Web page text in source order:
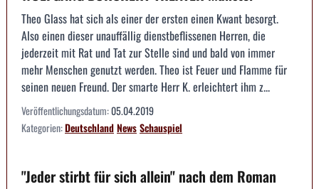
Theo Glass hat sich als einer der ersten einen Kwant besorgt.
Also einen dieser unauffällig dienstbeflissenen Herren, die
jederzeit mit Rat und Tat zur Stelle sind und bald von immer
mehr Menschen genutzt werden. Theo ist Feuer und Flamme für
seinen neuen Freund. Der smarte Herr K. erleichtert ihm z...
Veröffentlichungsdatum:05.04.2019
Kategorien:DeutschlandNewsSchauspiel
"Jeder stirbt für sich allein" nach dem Roman